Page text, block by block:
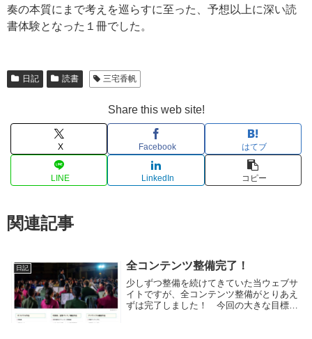
奏の本質にまで考えを巡らすに至った、予想以上に深い読
書体験となった１冊でした。
日記 読書 三宅香帆
Share this web site!
X Facebook はてブ
LINE LinkedIn コピー
関連記事
日記 全コンテンツ整備完了！
少しずつ整備を続けてきていた当ウェブサ
イトですが、全コンテンツ整備がとりあえ
ずは完了しました！ 今回の大きな目標と